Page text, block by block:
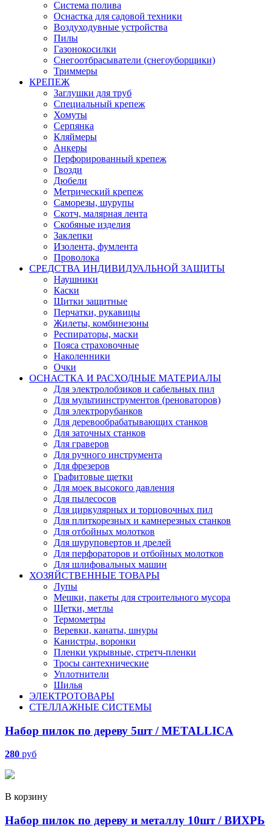
Система полива
Оснастка для садовой техники
Воздуходувные устройства
Пилы
Газонокосилки
Снегоотбрасыватели (снегоуборщики)
Триммеры
КРЕПЕЖ
Заглушки для труб
Специальный крепеж
Хомуты
Серпянка
Кляймеры
Анкеры
Перфорированный крепеж
Гвозди
Дюбели
Метрический крепеж
Саморезы, шурупы
Скотч, малярная лента
Скобяные изделия
Заклепки
Изолента, фумлента
Проволока
СРЕДСТВА ИНДИВИДУАЛЬНОЙ ЗАЩИТЫ
Наушники
Каски
Щитки защитные
Перчатки, рукавицы
Жилеты, комбинезоны
Респираторы, маски
Пояса страховочные
Наколенники
Очки
ОСНАСТКА И РАСХОДНЫЕ МАТЕРИАЛЫ
Для электролобзиков и сабельных пил
Для мультиинструментов (реноваторов)
Для электрорубанков
Для деревообрабатывающих станков
Для заточных станков
Для граверов
Для ручного инструмента
Для фрезеров
Графитовые щетки
Для моек высокого давления
Для пылесосов
Для циркулярных и торцовочных пил
Для плиткорезных и камнерезных станков
Для отбойных молотков
Для шуруповертов и дрелей
Для перфораторов и отбойных молотков
Для шлифовальных машин
ХОЗЯЙСТВЕННЫЕ ТОВАРЫ
Лупы
Мешки, пакеты для строительного мусора
Щетки, метлы
Термометры
Веревки, канаты, шнуры
Канистры, воронки
Пленки укрывные, стретч-пленки
Тросы сантехнические
Уплотнители
Шилья
ЭЛЕКТРОТОВАРЫ
СТЕЛЛАЖНЫЕ СИСТЕМЫ
Набор пилок по дереву 5шт / METALLICA
280 руб
В корзину
Набор пилок по дереву и металлу 10шт / ВИХРЬ